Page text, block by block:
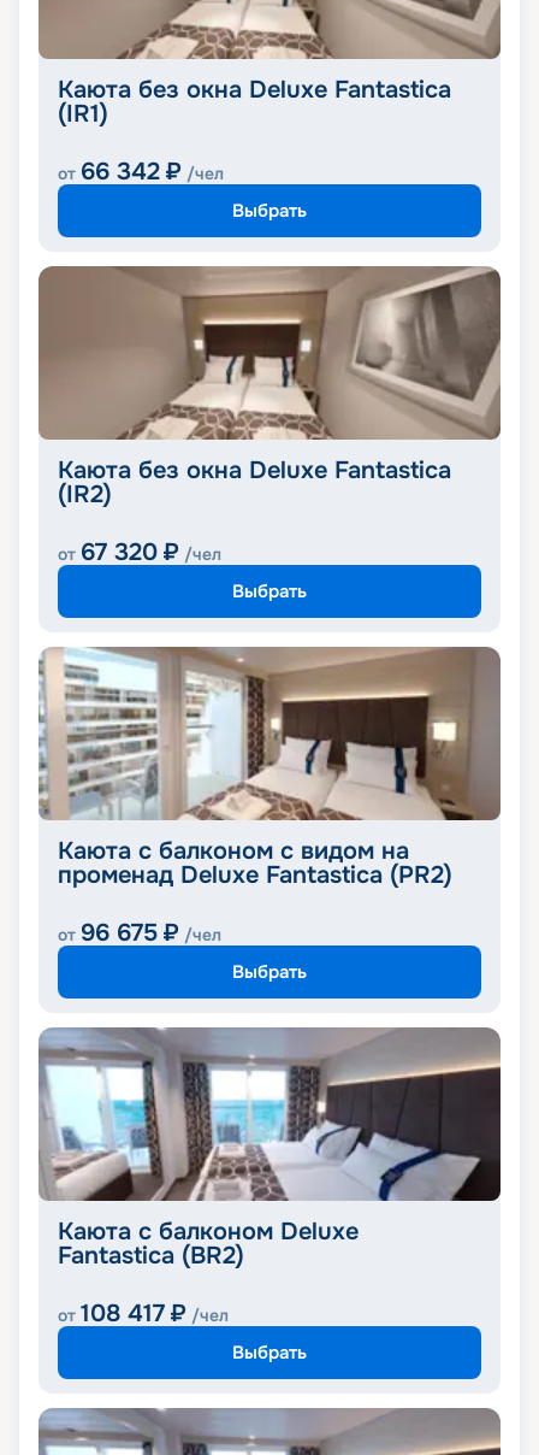
Каюта без окна Deluxe Fantastica
(IR1)
от 66 342 ₽ /чел
Выбрать
Каюта без окна Deluxe Fantastica
(IR2)
от 67 320 ₽ /чел
Выбрать
Каюта с балконом с видом на
променад Deluxe Fantastica (PR2)
от 96 675 ₽ /чел
Выбрать
Каюта с балконом Deluxe
Fantastica (BR2)
от 108 417 ₽ /чел
Выбрать